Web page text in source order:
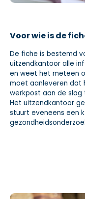
Voor wie is de
De fiche is bestemd
uitzendkantoor alle
en weet het meteen
moet aanleveren dat
werkpost aan de slag
Het uitzendkantoor
stuurt eveneens een